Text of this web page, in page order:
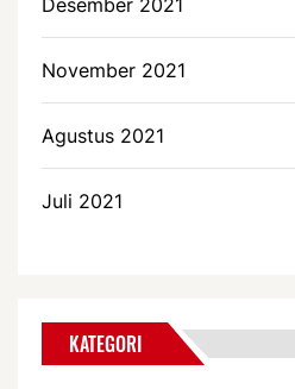
November 2021
Agustus 2021
Juli 2021
KATEGORI